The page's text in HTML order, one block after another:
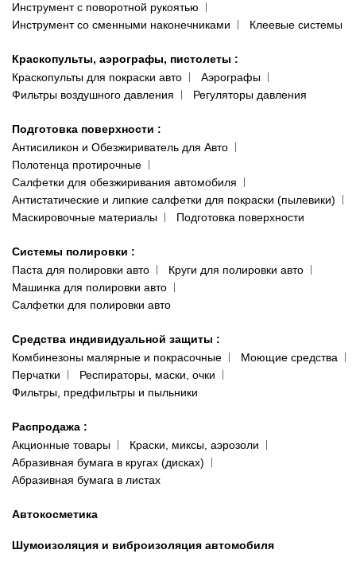
Инструмент с поворотной рукоятью
Инструмент со сменными наконечниками
Клеевые системы
Краскопульты, аэрографы, пистолеты :
Краскопульты для покраски авто
Аэрографы
Фильтры воздушного давления
Регуляторы давления
Подготовка поверхности :
Антисиликон и Обезжириватель для Авто
Полотенца протирочные
Салфетки для обезжиривания автомобиля
Антистатические и липкие салфетки для покраски (пылевики)
Маскировочные материалы
Подготовка поверхности
Системы полировки :
Паста для полировки авто
Круги для полировки авто
Машинка для полировки авто
Салфетки для полировки авто
Средства индивидуальной защиты :
Комбинезоны малярные и покрасочные
Моющие средства
Перчатки
Респираторы, маски, очки
Фильтры, предфильтры и пыльники
Распродажа :
Акционные товары
Краски, миксы, аэрозоли
Абразивная бумага в кругах (дисках)
Абразивная бумага в листах
Автокосметика
Шумоизоляция и виброизоляция автомобиля